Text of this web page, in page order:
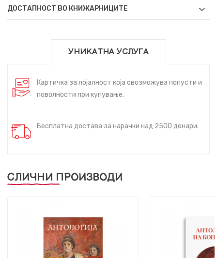
ДОСТАПНОСТ ВО КНИЖАРНИЦИТЕ
УНИКАТНА УСЛУГА
Картичка за лојалност која овозможува попусти и
поволности при купување.
Бесплатна достава за нарачки над 2500 денари.
СЛИЧНИ ПРОИЗВОДИ